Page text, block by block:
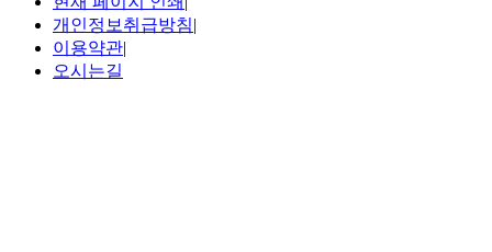
개인정보취급방침|
이용약관|
오시는길